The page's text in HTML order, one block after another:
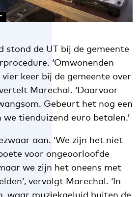
stond de UT bij de gemeente
‘Omwonenden
keer bij de gemeente over
Marechal. ‘Daarvoor
Gebeurt het nog een
we tienduizend euro betalen.’
aan. ‘We zijn het niet
voor ongeoorloofde
we zijn het oneens met
vervolgt Marechal. ‘In
waar muziekgeluid buiten de